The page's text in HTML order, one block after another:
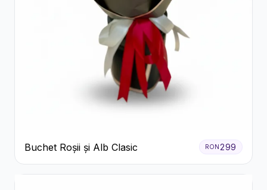
Buchet Roșii și Alb Clasic RON 299